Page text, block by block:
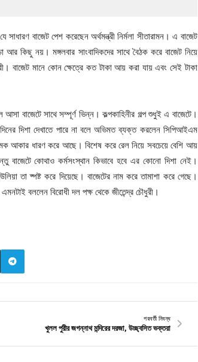
বাজেট পেশ করেছেন অর্থমন্ত্রী নির্মলা সীতারামন। এ বাজেট
কিছু নয়। মঙ্গলবার সাংবাদিকদের সাথে বৈঠক করে বাজেট নিয়ে
বাজেট মানে কোন ক্ষেত্রে কত টাকা আয় করা যায় এবং সেই টাকা
বাজেটে সাথে সম্পূর্ণ ভিন্ন। কল্পকাহিনীর গল্প শুধুই এ বাজেটে।
দিশা দেখাতে পারে না বলে অভিমত ব্যক্ত করলেন সিপিআইএম
আকার ধারণ করে আছে। বিশেষ করে রেল নিয়ে সবচেয়ে বেশি আয়
কোথাও কর্মসংস্থান কিভাবে হবে এর কোনো দিশা নেই।
তা ষ্পষ্ট করে দিয়েছে। বাজেটের নাম করে তামাশা করে গেছে।
বললেন বিরোধী দল পক্ষ থেকে জীতেন্দ্র চৌধুরী।
পরবর্তী নিবন্ধ
খুলল পুরীর জগন্নাথ মন্দিরের দরজা, উচ্ছ্বসিত ভক্তরা